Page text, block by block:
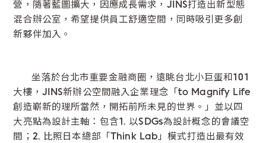
常見問題
FAQ
營，隨著藍圖擴大，因應成長需求，JINS打造出新型態
混合辦公室，希望提供員工舒適空間，同時吸引更多創
新夥伴加入。
坐落於台北市重要金融商圈，遠眺台北小巨蛋和101
大樓，JINS新辦公空間融入企業理念「to Magnify Life
創造嶄新的理所當然，開拓前所未見的世界。」並以四
大亮點為設計主軸：包含1. 以SDGs為設計概念的會議空
間；2. 比照日本總部「Think Lab」模式打造出最有效